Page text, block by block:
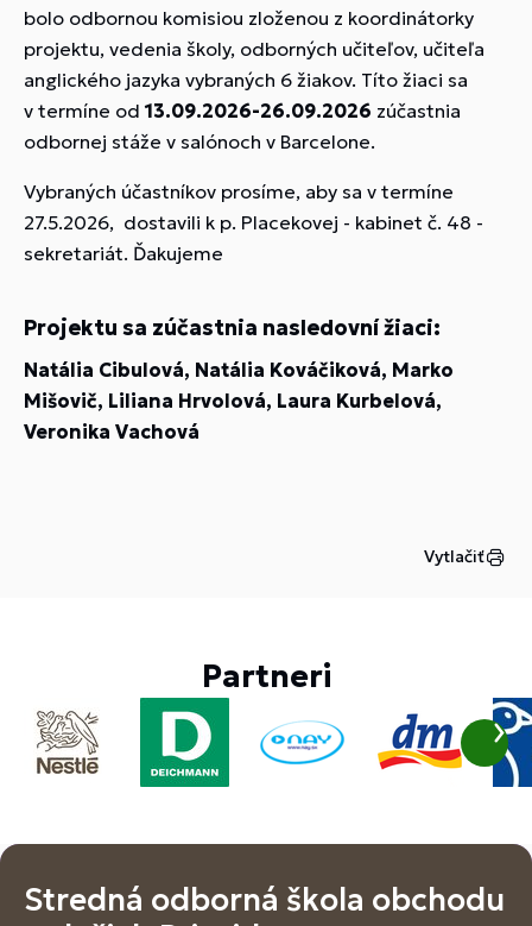
bolo odbornou komisiou zloženou z koordinátorky
projektu, vedenia školy, odborných učiteľov, učiteľa
anglického jazyka vybraných 6 žiakov. Títo žiaci sa
v termíne od 13.09.2026-26.09.2026 zúčastnia
odbornej stáže v salónoch v Barcelone.
Vybraných účastníkov prosíme, aby sa v termíne
27.5.2026, dostavili k p. Placekovej - kabinet č. 48 -
sekretariát. Ďakujeme
Projektu sa zúčastnia nasledovní žiaci:
Natália Cibulová, Natália Kováčiková, Marko
Mišovič, Liliana Hrvolová, Laura Kurbelová,
Veronika Vachová
Vytlačiť
Partneri
Stredná odborná škola obchodu